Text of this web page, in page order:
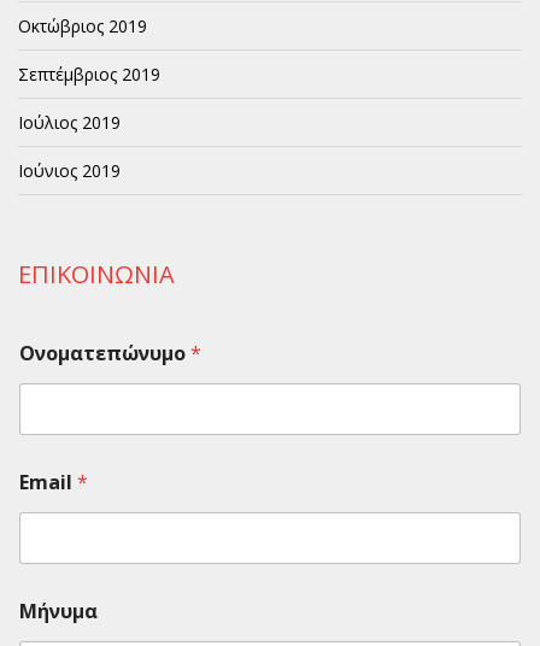
Οκτώβριος 2019
Σεπτέμβριος 2019
Ιούλιος 2019
Ιούνιος 2019
ΕΠΙΚΟΙΝΩΝΙΑ
Ονοματεπώνυμο*
Email *
Μήνυμα